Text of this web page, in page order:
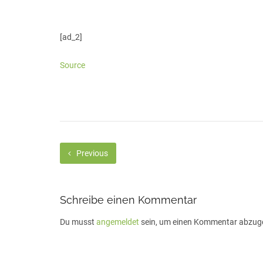
[ad_2]
Source
Previous
Schreibe einen Kommentar
Du musst angemeldet sein, um einen Kommentar